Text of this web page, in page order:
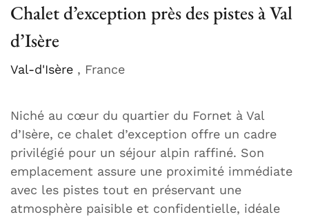
Chalet d’exception près des pistes à Val
d’Isère
Val-d'Isère , France
Niché au cœur du quartier du Fornet à Val
d’Isère, ce chalet d’exception offre un cadre
privilégié pour un séjour alpin raffiné. Son
emplacement assure une proximité immédiate
avec les pistes tout en préservant une
atmosphère paisible et confidentielle, idéale